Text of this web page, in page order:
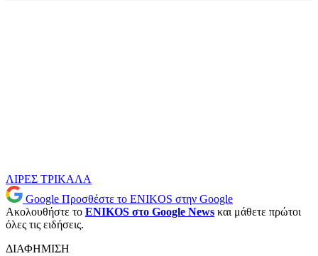
ΛΙΡΕΣ ΤΡΙΚΑΛΑ
Google Προσθέστε το ENIKOS στην Google
Ακολουθήστε το ENIKOS στο Google News και μάθετε πρώτοι
όλες τις ειδήσεις.
ΔΙΑΦΗΜΙΣΗ